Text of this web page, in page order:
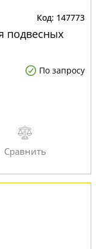
147773
подвесных
По запросу